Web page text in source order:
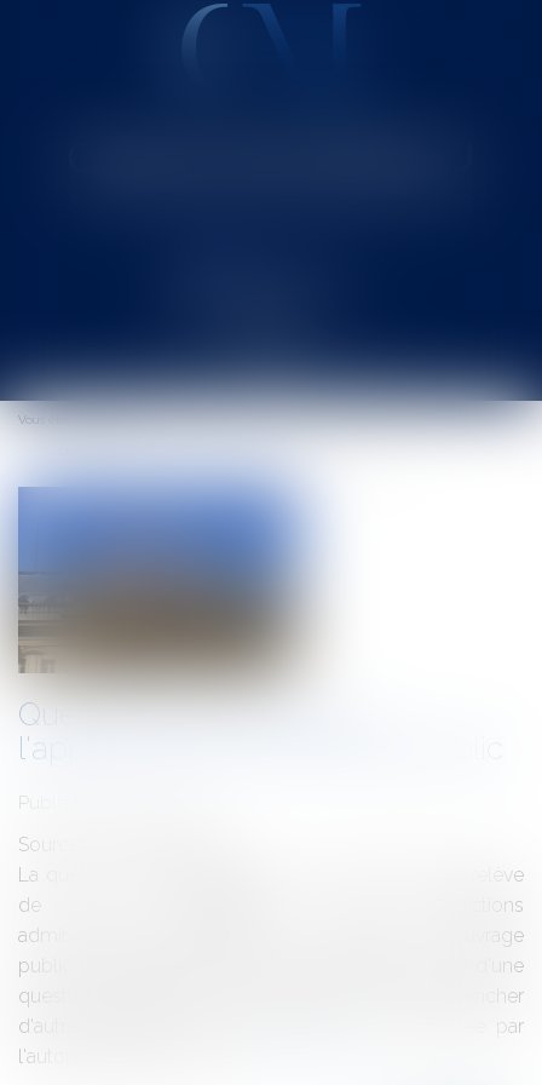
Ouvrir
le
Vous êtes ici :
Question préjudicielle sur
l'appartenance au domaine public
Publié le :
Source :
La question de l'appartenance au domaine public relève
de la compétence des juridictions
administratives.Qualification d'un ouvrage en ouvrage
public Cependant, la juridiction administrative, saisie d'une
question préjudicielle en interprétation, ne peut trancher
d'autre question que celle qui lui a été renvoyée par
l'autorité judiciaire.C'est a...